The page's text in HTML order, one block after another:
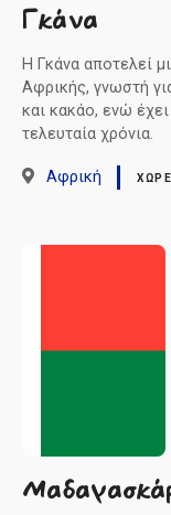
Γκάνα
Η Γκάνα αποτελεί
Αφρικής, γνωστή
και κακάο, ενώ
τελευταία χρόνια.
Αφρική